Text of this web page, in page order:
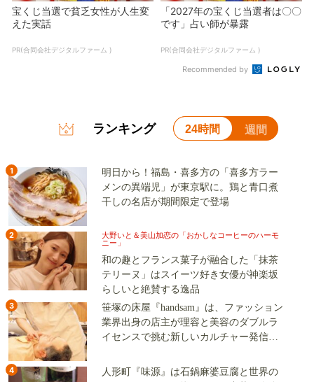
宝くじ当選で貧乏女性が人生変
えた実話
PR(合同会社デジタルファーム )
「2027年の宝くじ当選者は〇〇
です」占い師が暴露
PR(合同会社デジタルファーム )
Recommended by
ランキング 24時間 週間
1
明日から！福島・喜多方の「喜多方ラー
メンの異端児」が東京駅に。鶏と青口煮
干しの名店が期間限定で登場
2
大野いと＆美山加恋の「おかしなコーヒーのハーモ
ニー」
和の趣とフランス菓子が融合した「抹茶
テリーヌ」はスイーツ好き女優が神楽坂
らしいと絶賛する逸品
3
笹塚の床屋『handsam』は、ファッション
業界出身の店主が理容と美容のダブルラ
イセンスで挑む新しいカルチャー発信基
4
人形町『味源』は石鍋麻婆豆腐と世界の